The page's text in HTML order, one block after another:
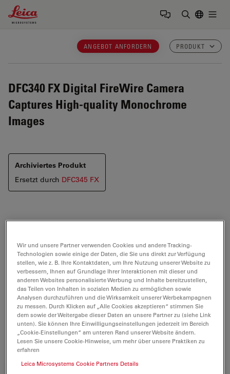
Leica Microsystems Logo
ANGEBOT ANFORDERN PRODUKT
DFC340 FX Digital FireWire Camera
Captures High-quality Monochrome
Images
Archiviertes Produkt
Ersetzt durch DFC345 FX
FX Monochrome Digital Camera allows the user to
easily record and evaluatedark and light objectswithin
the same image.
The camera’s 2-megapixel standard resolution creates
detail-rich, publication-quality images.
The camera’s progressive scan readout mode provides
full resolutionin every live and captured frame.
Wir und unsere Partner verwenden Cookies und andere Tracking-
Technologien sowie einige der Daten, die Sie uns direkt zur Verfügung
stellen, wie z. B. Ihre Kontaktdaten, um Ihre Nutzung unserer Website zu
verbessern, Ihnen auf Grundlage Ihrer Interaktionen mit dieser und
anderen Websites personalisierte Werbung und Inhalte bereitzustellen,
das Teilen von Inhalten in sozialen Medien zu ermöglichen sowie
Analysen durchzuführen und die Wirksamkeit unserer Werbekampagnen
zu messen. Durch Klicken auf „Alle Cookies akzeptieren“ stimmen Sie
dem sowie der Weitergabe dieser Daten an unsere Partner zu (siehe Link
unten). Sie können Ihre Einwilligungseinstellungen jederzeit im Bereich
„Cookie-Einstellungen“ am unteren Rand unserer Website ändern.
Lesen Sie unsere Cookie-Hinweise, um mehr über unsere Praktiken zu
erfahren
Leica Microsystems Cookie Partners Details